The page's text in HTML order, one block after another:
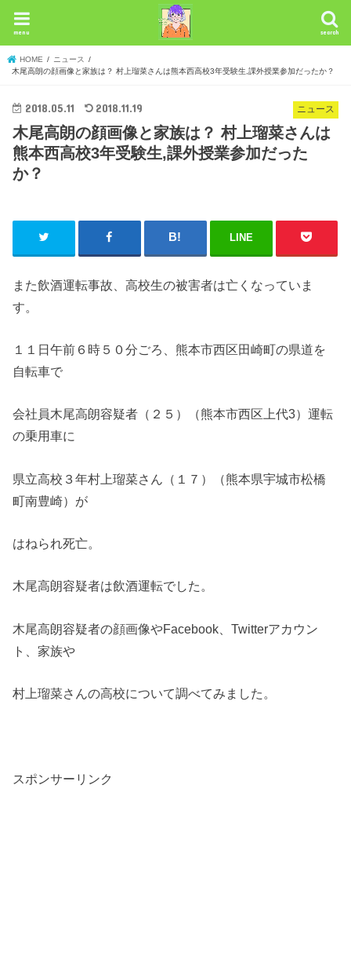
search
menu
HOME
ニュース
木尾高朗の顔画像と家族は？ 村上瑠菜さんは熊本西高校3年受験生,課外授業参加だったか？
ニュース
2018.05.11 2018.11.19
木尾高朗の顔画像と家族は？ 村上瑠菜さんは
熊本西高校3年受験生,課外授業参加だった
か？
LINE
また飲酒運転事故、高校生の被害者は亡くなっていま
す。
１１日午前６時５０分ごろ、熊本市西区田崎町の県道を
自転車で
会社員木尾高朗容疑者（２５）（熊本市西区上代3）運転
の乗用車に
県立高校３年村上瑠菜さん（１７）（熊本県宇城市松橋
町南豊崎）が
はねられ死亡。
木尾高朗容疑者は飲酒運転でした。
木尾高朗容疑者の顔画像やFacebook、Twitterアカウン
ト、家族や
村上瑠菜さんの高校について調べてみました。
スポンサーリンク